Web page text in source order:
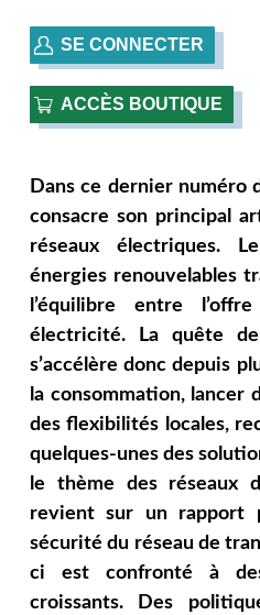
SE CONNECTER
ACCÈS BOUTIQUE
Dans ce dernier numéro
consacre son principal
réseaux électriques.
énergies renouvelables
l’équilibre entre
électricité. La quête
s’accélère donc depuis
la consommation, lancer
des flexibilités locales,
quelques-unes des
le thème des réseaux
revient sur un rapport
sécurité du réseau de
ci est confronté à
croissants. Des